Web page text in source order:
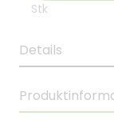
Stk
Details